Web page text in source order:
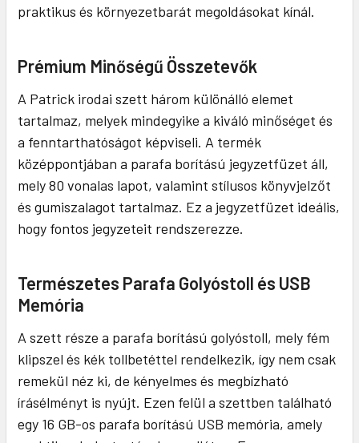
praktikus és környezetbarát megoldásokat kínál.
Prémium Minőségű Összetevők
A Patrick irodai szett három különálló elemet
tartalmaz, melyek mindegyike a kiváló minőséget és
a fenntarthatóságot képviseli. A termék
középpontjában a parafa borítású jegyzetfüzet áll,
mely 80 vonalas lapot, valamint stílusos könyvjelzőt
és gumiszalagot tartalmaz. Ez a jegyzetfüzet ideális,
hogy fontos jegyzeteit rendszerezze.
Természetes Parafa Golyóstoll és USB
Memória
A szett része a parafa borítású golyóstoll, mely fém
klipszel és kék tollbetéttel rendelkezik, így nem csak
remekül néz ki, de kényelmes és megbízható
írásélményt is nyújt. Ezen felül a szettben található
egy 16 GB-os parafa borítású USB memória, amely